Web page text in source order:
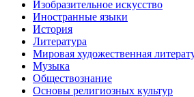
Изобразительное искусство
Иностранные языки
История
Литература
Мировая художественная
Музыка
Обществознание
Основы религиозных культур